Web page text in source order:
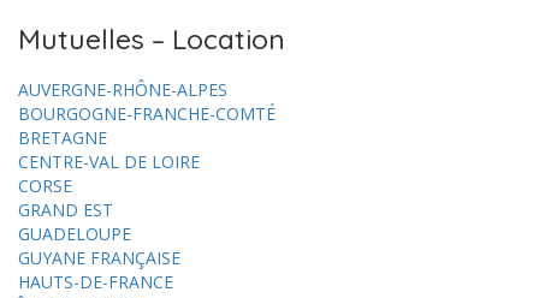
Mutuelles – Location
AUVERGNE-RHÔNE-ALPES
BOURGOGNE-FRANCHE-COMTÉ
BRETAGNE
CENTRE-VAL DE LOIRE
CORSE
GRAND EST
GUADELOUPE
GUYANE FRANÇAISE
HAUTS-DE-FRANCE